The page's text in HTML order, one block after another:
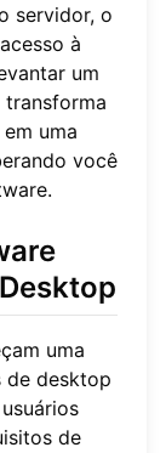
servidor, o
à
um
transforma
uma
você
uma
de desktop
de